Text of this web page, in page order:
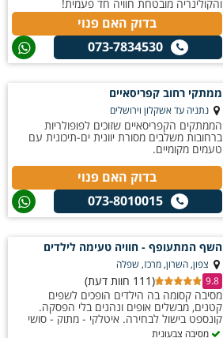
והקולינריה מובטחת חוויה חד פעמית!
בדוק האם פנוי
073-7834530
ממתקי רחוב קפריסאיים
נתניה עד אשקלון וירושלים
הממתקים הקפריסאיים שזוכים לפופולריות
ברחובות משלבים מסורת יוונית ים-תיכונית עם
טעמים מקומיים.
בדוק האם פנוי
073-8010015
השף המתעופף - חוויה טעימה לילדים
צפון, השרון, מרכז, שפלה
9.8
(111 חוות דעת)
מסיבה קסומה בה הילדים הופכים לשפים
קטנים, מבשלים אופים ונהנים בלי הפסקה.
קונספט בישול לבחירה. איטלקי - מתוק - סושי
מסיבה צבעונית